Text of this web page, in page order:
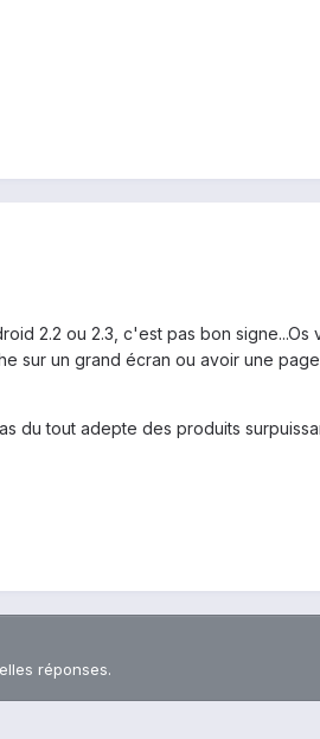
2.2 ou 2.3, c'est pas bon
sur un grand écran ou avoir une
du tout adepte des produits
réponses.